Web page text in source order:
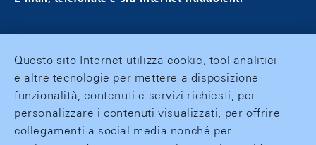
Questo sito Internet utilizza cookie, tool analitici
e altre tecnologie per mettere a disposizione
funzionalità, contenuti e servizi richiesti, per
personalizzare i contenuti visualizzati, per offrire
collegamenti a social media nonché per